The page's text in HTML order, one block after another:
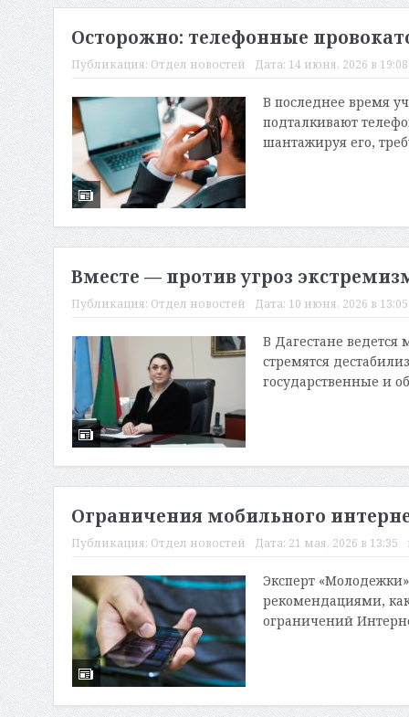
Осторожно: телефонные
Публикация: Отдел новостей Дата: 14 июня, 2026 в 19:08
В последнее время
подталкивают
шантажируя его,
Вместе — против угроз
Публикация: Отдел новостей Дата: 10 июня, 2026 в 13:05
В Дагестане
стремятся
государственные и
Ограничения мобильного
Публикация: Отдел новостей Дата: 21 мая, 2026 в 13:35
Эксперт
рекомендациями,
ограничений